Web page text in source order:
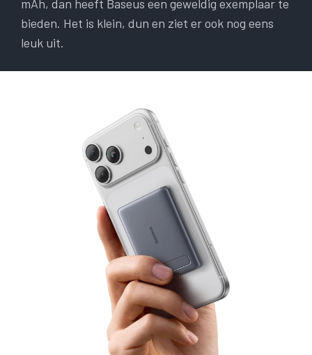
mAh, dan heeft Baseus een geweldig exemplaar te
bieden. Het is klein, dun en ziet er ook nog eens
leuk uit.